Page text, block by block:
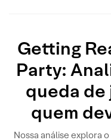
Getting
Party:
queda de
quem
Nossa análise explora